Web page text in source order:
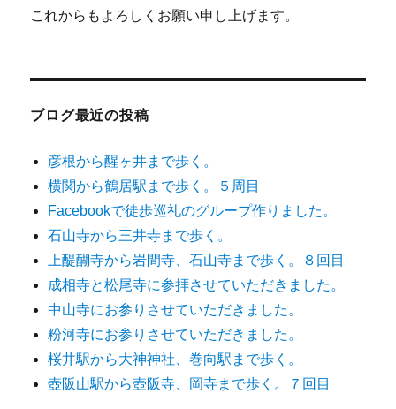
これからもよろしくお願い申し上げます。
ブログ最近の投稿
彦根から醒ヶ井まで歩く。
横関から鶴居駅まで歩く。５周目
Facebookで徒歩巡礼のグループ作りました。
石山寺から三井寺まで歩く。
上醍醐寺から岩間寺、石山寺まで歩く。８回目
成相寺と松尾寺に参拝させていただきました。
中山寺にお参りさせていただきました。
粉河寺にお参りさせていただきました。
桜井駅から大神神社、巻向駅まで歩く。
壺阪山駅から壺阪寺、岡寺まで歩く。７回目